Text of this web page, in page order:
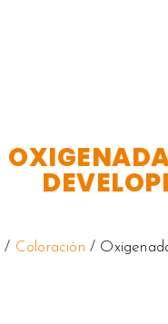
/ Coloración /